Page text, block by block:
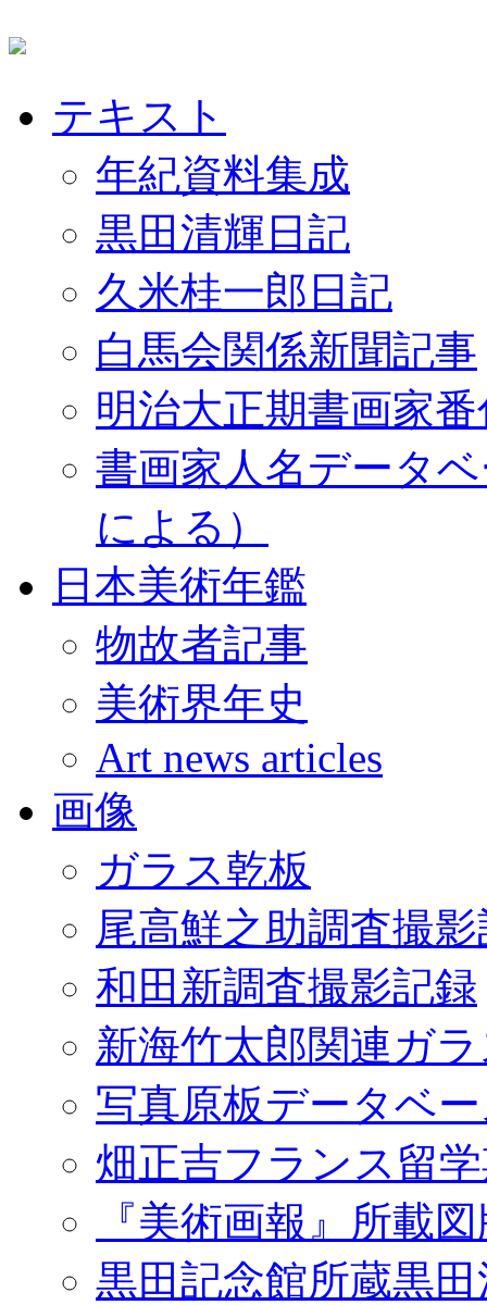
テキスト
年紀資料集成
黒田清輝日記
久米桂一郎日記
白馬会関係新聞記事
明治大正期書画家
書画家人名データ
による）
日本美術年鑑
物故者記事
美術界年史
Art news articles
画像
ガラス乾板
尾高鮮之助調査撮
和田新調査撮影記録
新海竹太郎関連ガ
写真原板データベ
畑正吉フランス留
『美術画報』所載
黒田記念館所蔵黒